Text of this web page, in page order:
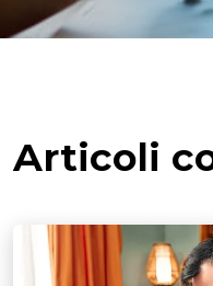
Articoli